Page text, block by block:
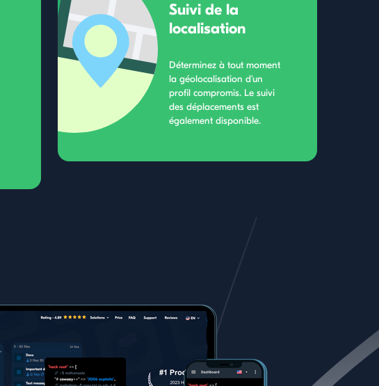
Suivi de la
localisation
Déterminez à tout moment
la géolocalisation d'un
profil compromis. Le suivi
des déplacements est
également disponible.